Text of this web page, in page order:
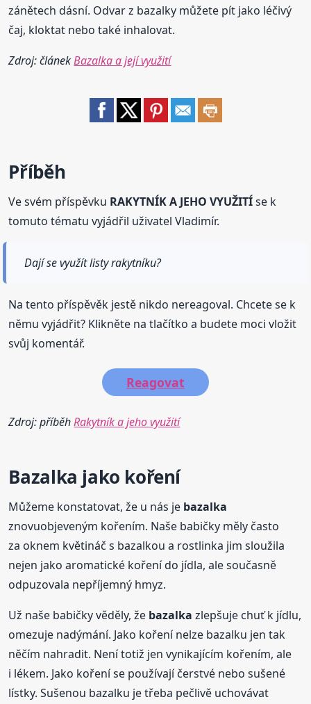
zánětech dásní. Odvar z bazalky můžete pít jako léčivý
čaj, kloktat nebo také inhalovat.
Zdroj: článekBazalka a její využití
Příběh
Ve svém příspěvku RAKYTNÍK A JEHO VYUŽITÍse k
tomuto tématu vyjádřil uživatel Vladimír.
Dají se využít listy rakytníku?
Na tento příspěvěk jestě nikdo nereagoval. Chcete se k
němu vyjádřit? Klikněte na tlačítko a budete moci vložit
svůj komentář.
Reagovat
Zdroj: příběhRakytník a jeho využití
Bazalka jako koření
Můžeme konstatovat, že u nás je bazalka
znovuobjeveným kořením. Naše babičky měly často
za oknem květináč s bazalkou a rostlinka jim sloužila
nejen jako aromatické koření do jídla, ale současně
odpuzovala nepříjemný hmyz.
Už naše babičky věděly, že bazalka zlepšuje chuť k jídlu,
omezuje nadýmání. Jako koření nelze bazalku jen tak
něčím nahradit. Není totiž jen vynikajícím kořením, ale
i lékem. Jako koření se používají čerstvé nebo sušené
lístky. Sušenou bazalku je třeba pečlivě uchovávat